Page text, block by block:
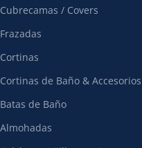
Cubrecamas / Covers
Frazadas
Cortinas
Cortinas de Baño & Accesorios
Batas de Baño
Almohadas